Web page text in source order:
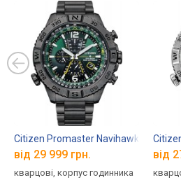
Citizen Promaster Navihawk A-T
від 29 999 грн.
кварцові, корпус годинника
від